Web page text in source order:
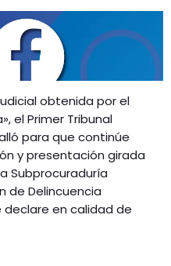
obtenida por el
el Primer Tribunal
para que continúe
y presentación girada
Subprocuraduría
de Delincuencia
declare en calidad de